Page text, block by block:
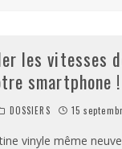
les vitesses
smartphone
DOSSIERS 15
vinyle même